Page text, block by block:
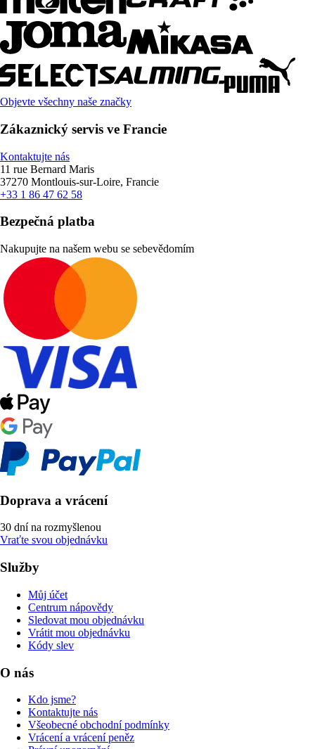
Objevte všechny naše značky
Zákaznický servis ve Francie
Kontaktujte nás
11 rue Bernard Maris
37270 Montlouis-sur-Loire, Francie
+33 1 86 47 62 58
Bezpečná platba
Nakupujte na našem webu se sebevědomím
Doprava a vrácení
30 dní na rozmyšlenou
Vraťte svou objednávku
Služby
Můj účet
Centrum nápovědy
Sledovat mou objednávku
Vrátit mou objednávku
Kódy slev
O nás
Kdo jsme?
Kontaktujte nás
Všeobecné obchodní podmínky
Vrácení a vrácení peněz